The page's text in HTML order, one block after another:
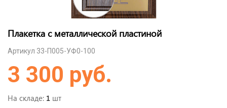
Плакетка с металлической пластиной
Артикул 33-П005-УФ0-100
3 300 руб.
На складе: 1 шт